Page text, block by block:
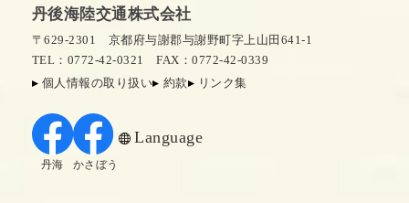
丹後海陸交通株式会社
〒629-2301 京都府与謝郡与謝野町字上山田641-1
TEL：0772-42-0321
FAX：0772-42-0339
個人情報の取り扱い
約款 リンク集
Language
丹海 かさぼう